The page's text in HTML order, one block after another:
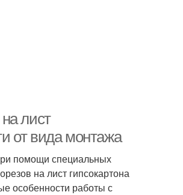
лист
от вида монтажа
помощи специальных
на лист гипсокартона
особенности работы с